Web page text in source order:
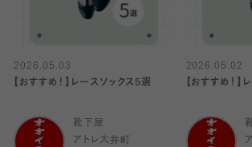
2026.05.03
【おすすめ！】レースソックス5選
靴下屋
アトレ大井町
2026.05.02
【おすすめ！】